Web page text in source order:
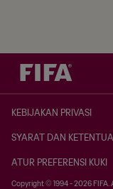
KEBIJAKAN PRIVASI
SYARAT DAN
ATUR PREFERENSI KUKI
Copyright © 1994 - 2026 FIFA.